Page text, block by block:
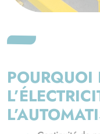
POURQUOI